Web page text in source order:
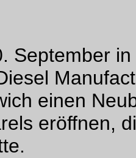
September
einen
eröffnen,